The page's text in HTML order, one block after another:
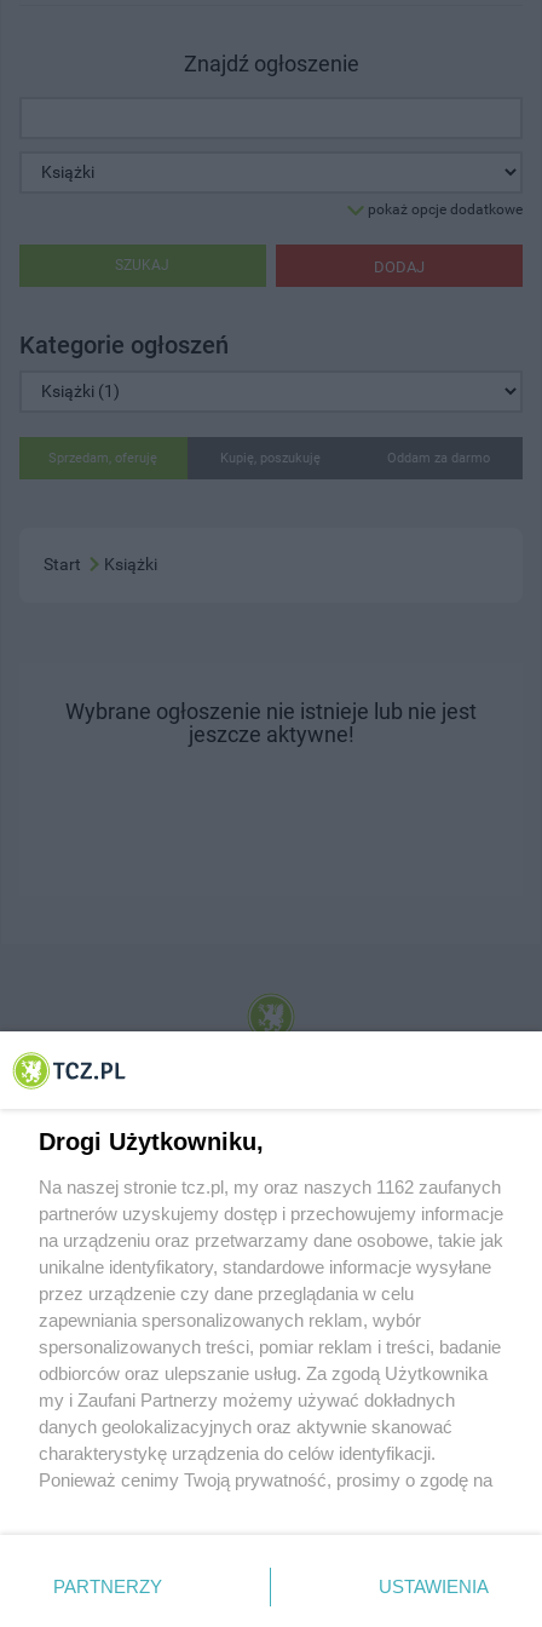
Znajdź ogłoszenie
pokaż opcje dodatkowe
DODAJ
SZUKAJ
Kategorie ogłoszeń
Sprzedam, oferuję Kupię, poszukuję Oddam za darmo
Start Książki
Wybrane ogłoszenie nie istnieje lub nie jest
jeszcze aktywne!
© 2001-2026 Tczew - TCZ.PL Sp. z o.o. Internetowy Serwis Informacyjny Miasta
O FIRMIE POLITYKA PRYWATNOŚCI HOSTING
REKLAMA WSPÓŁPRACA RSS FACEBOOK KONTAKT
Nasze serwisy
Aktualności
Tcz24
Historia miasta
Muzyka i kultura
Archiwum wydarzeń
Zdjęcia miasta
Drogi Użytkowniku,
Na naszej stronie tcz.pl, my oraz naszych 1162 zaufanych
partnerów uzyskujemy dostęp i przechowujemy informacje
na urządzeniu oraz przetwarzamy dane osobowe, takie jak
unikalne identyfikatory, standardowe informacje wysyłane
przez urządzenie czy dane przeglądania w celu
zapewniania spersonalizowanych reklam, wybór
spersonalizowanych treści, pomiar reklam i treści, badanie
odbiorców oraz ulepszanie usług. Za zgodą Użytkownika
my i Zaufani Partnerzy możemy używać dokładnych
danych geolokalizacyjnych oraz aktywnie skanować
charakterystykę urządzenia do celów identyfikacji.
Ponieważ cenimy Twoją prywatność, prosimy o zgodę na
znajdujący się w lewym dolnym rogu strony
. Niektóre
PARTNERZY USTAWIENIA